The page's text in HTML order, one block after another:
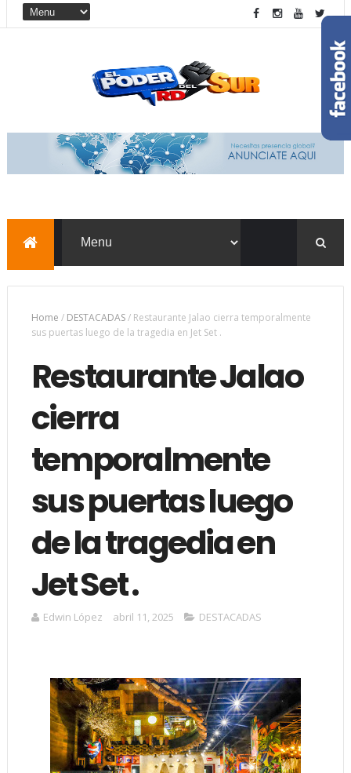
Home / DESTACADAS/ Restaurante Jalao cierra temporalmente
sus puertas luego de la tragedia en Jet Set .
Restaurante Jalao
cierra
temporalmente
sus puertas luego
de la tragedia en
Jet Set .
Edwin López abril 11, 2025 DESTACADAS